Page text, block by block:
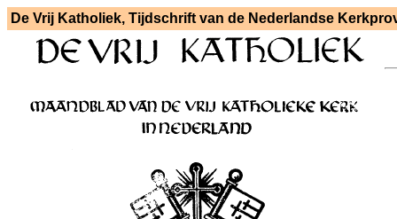
De Vrij Katholiek, Tijdschrift van de Nederlandse